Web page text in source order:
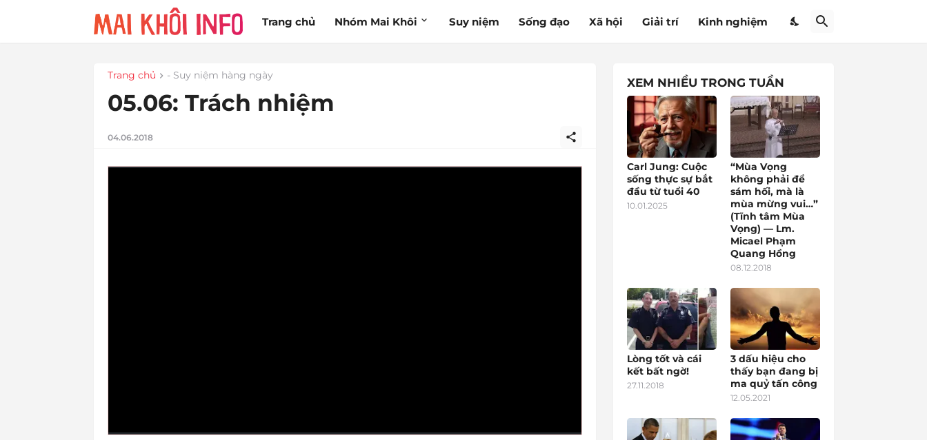
Trang chủ Nhóm Mai Khôi Suy niệm Sống đạo Xã hội Giải trí Kinh nghiệm
Trang chủ - Suy niệm hàng ngày
05.06: Trách nhiệm
04.06.2018
XEM NHIỀU TRONG TUẦN
Carl Jung: Cuộc
sống thực sự bắt
đầu từ tuổi 40
10.01.2025
“Mùa Vọng
không phải để
sám hối, mà là
mùa mừng vui…”
(Tĩnh tâm Mùa
Vọng) — Lm.
Micael Phạm
Quang Hồng
08.12.2018
Lòng tốt và cái
kết bất ngờ!
27.11.2018
3 dấu hiệu cho
thấy bạn đang bị
ma quỷ tấn công
12.05.2021